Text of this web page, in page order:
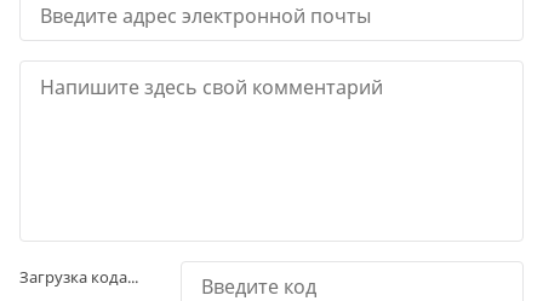
Загрузка кода...